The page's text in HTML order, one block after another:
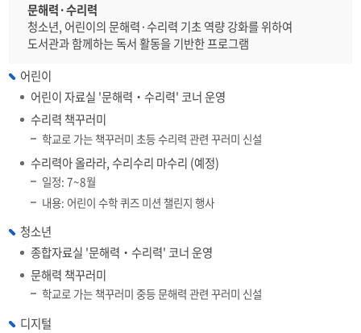
문해력·수리력
청소년, 어린이의 문해력·수리력 기초 역량 강화를 위하여
도서관과 함께하는 독서 활동을 기반한 프로그램
어린이
어린이 자료실 '문해력‧수리력' 코너 운영
수리력 책꾸러미
학교로 가는 책꾸러미 초등 수리력 관련 꾸러미 신설
수리력아 올라라, 수리수리 마수리 (예정)
일정: 7~8월
내용: 어린이 수학 퀴즈 미션 챌린지 행사
청소년
종합자료실 '문해력‧수리력' 코너 운영
문해력 책꾸러미
학교로 가는 책꾸러미 중등 문해력 관련 꾸러미 신설
디지털